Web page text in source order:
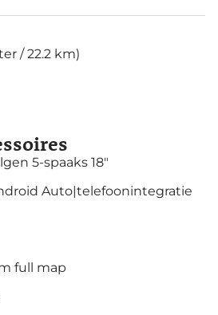
/ 22.2 km)
5-spaaks 18"
Auto|telefoonintegratie
full map